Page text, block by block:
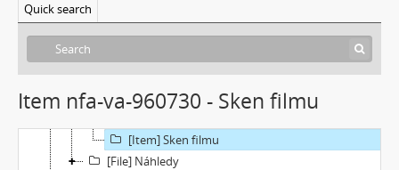
Quick search
Item nfa-va-960730 - Sken filmu
[Subseries] Tanec na ruinách muzea
[Subseries] Music F Club
[Subseries] Pocta Fafejtovi 02
[File] Dokumentace
[File] Filmy
[Item] Sken filmu
[File] Náhledy